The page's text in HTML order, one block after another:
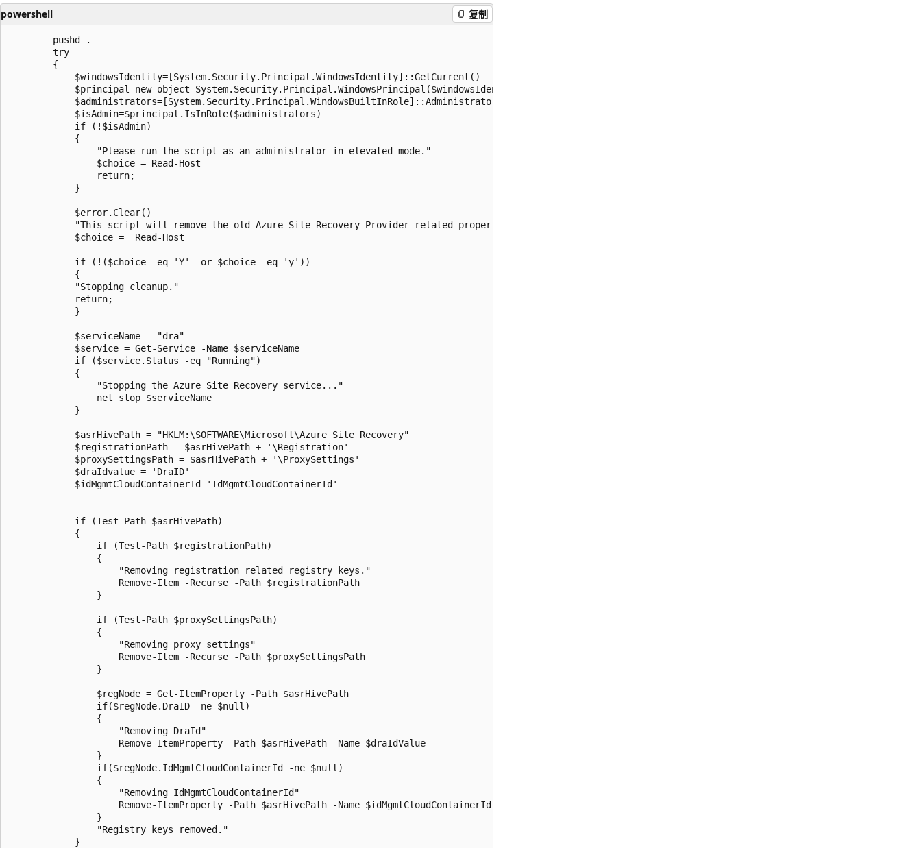
powershell 复制
        pushd .
        try
        {
            $windowsIdentity=[System.Security.Principal.WindowsIdentity]::GetCurrent()
            $principal=new-object System.Security.Principal.WindowsPrincipal($windowsIdentity)
            $administrators=[System.Security.Principal.WindowsBuiltInRole]::Administrator
            $isAdmin=$principal.IsInRole($administrators)
            if (!$isAdmin)
            {
                "Please run the script as an administrator in elevated mode."
                $choice = Read-Host
                return;
            }
            $error.Clear()
            "This script will remove the old Azure Site Recovery Provider related properties. Do you want to continue (Y/N) ?"
            $choice =  Read-Host
            if (!($choice -eq 'Y' -or $choice -eq 'y'))
            {
            "Stopping cleanup."
            return;
            }
            $serviceName = "dra"
            $service = Get-Service -Name $serviceName
            if ($service.Status -eq "Running")
            {
                "Stopping the Azure Site Recovery service..."
                net stop $serviceName
            }
            $asrHivePath = "HKLM:\SOFTWARE\Microsoft\Azure Site Recovery"
            $registrationPath = $asrHivePath + '\Registration'
            $proxySettingsPath = $asrHivePath + '\ProxySettings'
            $draIdvalue = 'DraID'
            $idMgmtCloudContainerId='IdMgmtCloudContainerId'
            if (Test-Path $asrHivePath)
            {
                if (Test-Path $registrationPath)
                {
                    "Removing registration related registry keys."
                    Remove-Item -Recurse -Path $registrationPath
                }
                if (Test-Path $proxySettingsPath)
                {
                    "Removing proxy settings"
                    Remove-Item -Recurse -Path $proxySettingsPath
                }
                $regNode = Get-ItemProperty -Path $asrHivePath
                if($regNode.DraID -ne $null)
                {
                    "Removing DraId"
                    Remove-ItemProperty -Path $asrHivePath -Name $draIdValue
                }
                if($regNode.IdMgmtCloudContainerId -ne $null)
                {
                    "Removing IdMgmtCloudContainerId"
                    Remove-ItemProperty -Path $asrHivePath -Name $idMgmtCloudContainerId
                }
                "Registry keys removed."
            }